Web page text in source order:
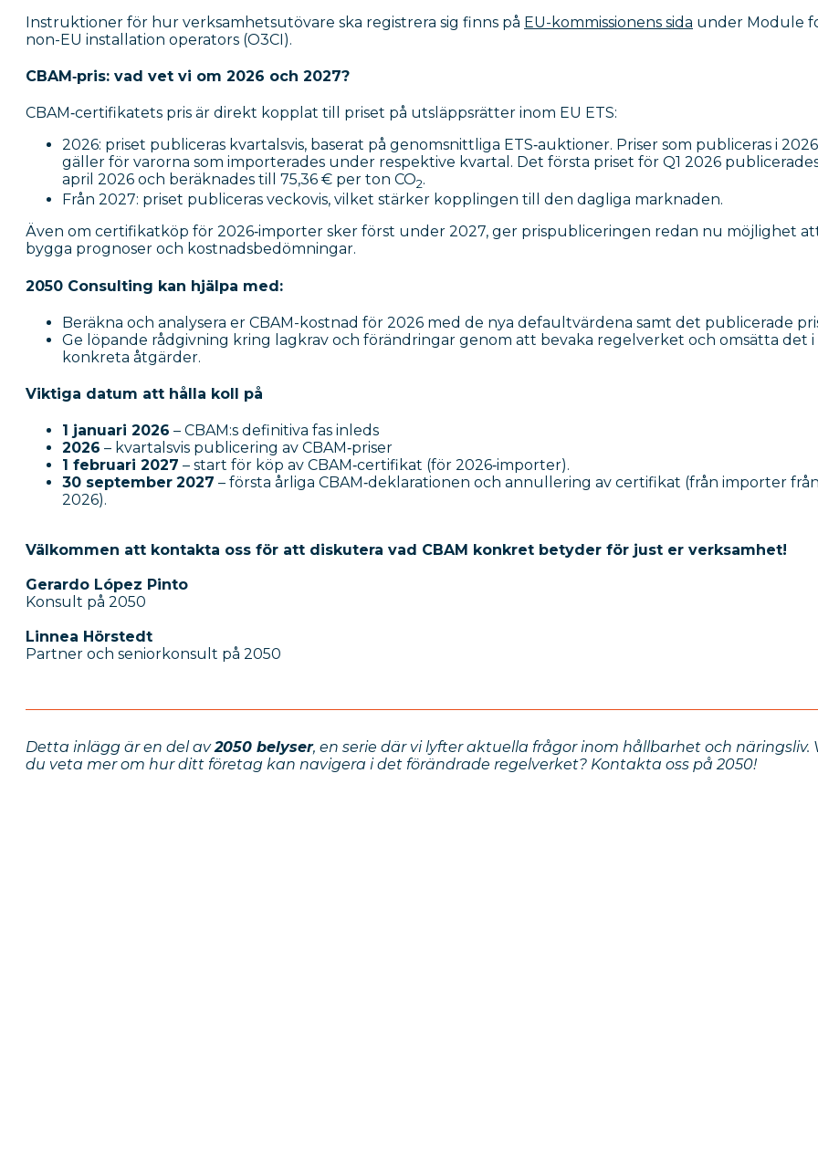
Instruktioner för hur verksamhetsutövare ska registrera sig finns på EU-kommissionens sida under Module
non-EU installation operators (O3CI).
CBAM‑pris: vad vet vi om 2026 och 2027?
CBAM‑certifikatets pris är direkt kopplat till priset på utsläppsrätter inom EU ETS:
2026: priset publiceras kvartalsvis, baserat på genomsnittliga ETS‑auktioner. Priser som publiceras i 2026
gäller för varorna som importerades under respektive kvartal. Det första priset för Q1 2026
april 2026 och beräknades till 75,36 € per ton CO2.
Från 2027: priset publiceras veckovis, vilket stärker kopplingen till den dagliga marknaden.
Även om certifikatköp för 2026‑importer sker först under 2027, ger prispubliceringen redan nu möjlighet
bygga prognoser och kostnadsbedömningar.
2050 Consulting kan hjälpa med:
Beräkna och analysera er CBAM-kostnad för 2026 med de nya defaultvärdena samt det publicerade
Ge löpande rådgivning kring lagkrav och förändringar genom att bevaka regelverket och omsätta det i
konkreta åtgärder.
Viktiga datum att hålla koll på
1 januari 2026 – CBAM:s definitiva fas inleds
2026 – kvartalsvis publicering av CBAM‑priser
1 februari 2027 – start för köp av CBAM‑certifikat (för 2026‑importer).
30 september 2027 – första årliga CBAM‑deklarationen och annullering av certifikat (från importer från
2026).
Välkommen att kontakta oss för att diskutera vad CBAM konkret betyder för just er verksamhet!
Gerardo López Pinto
Konsult på 2050
Linnea Hörstedt
Partner och seniorkonsult på 2050
Detta inlägg är en del av2050 belyser, en serie där vi lyfter aktuella frågor inom hållbarhet och näringsliv.
du veta mer om hur ditt företag kan navigera i det förändrade regelverket? Kontakta oss på 2050!